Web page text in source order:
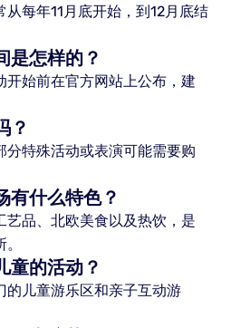
每年11月底开始，到12月底结
是怎样的？
开始前在官方网站上公布，建
？
分特殊活动或表演可能需要购
有什么特色？
艺品、北欧美食以及热饮，是
童的活动？
的儿童游乐区和亲子互动游